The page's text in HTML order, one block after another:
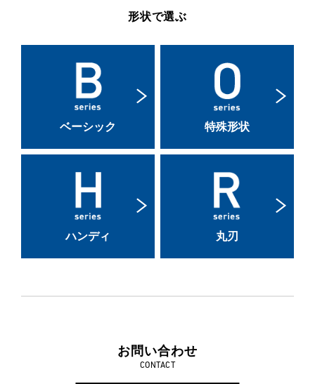
形状で選ぶ
ベーシック 特殊形状
ハンディ 丸刃
お問い合わせ
CONTACT